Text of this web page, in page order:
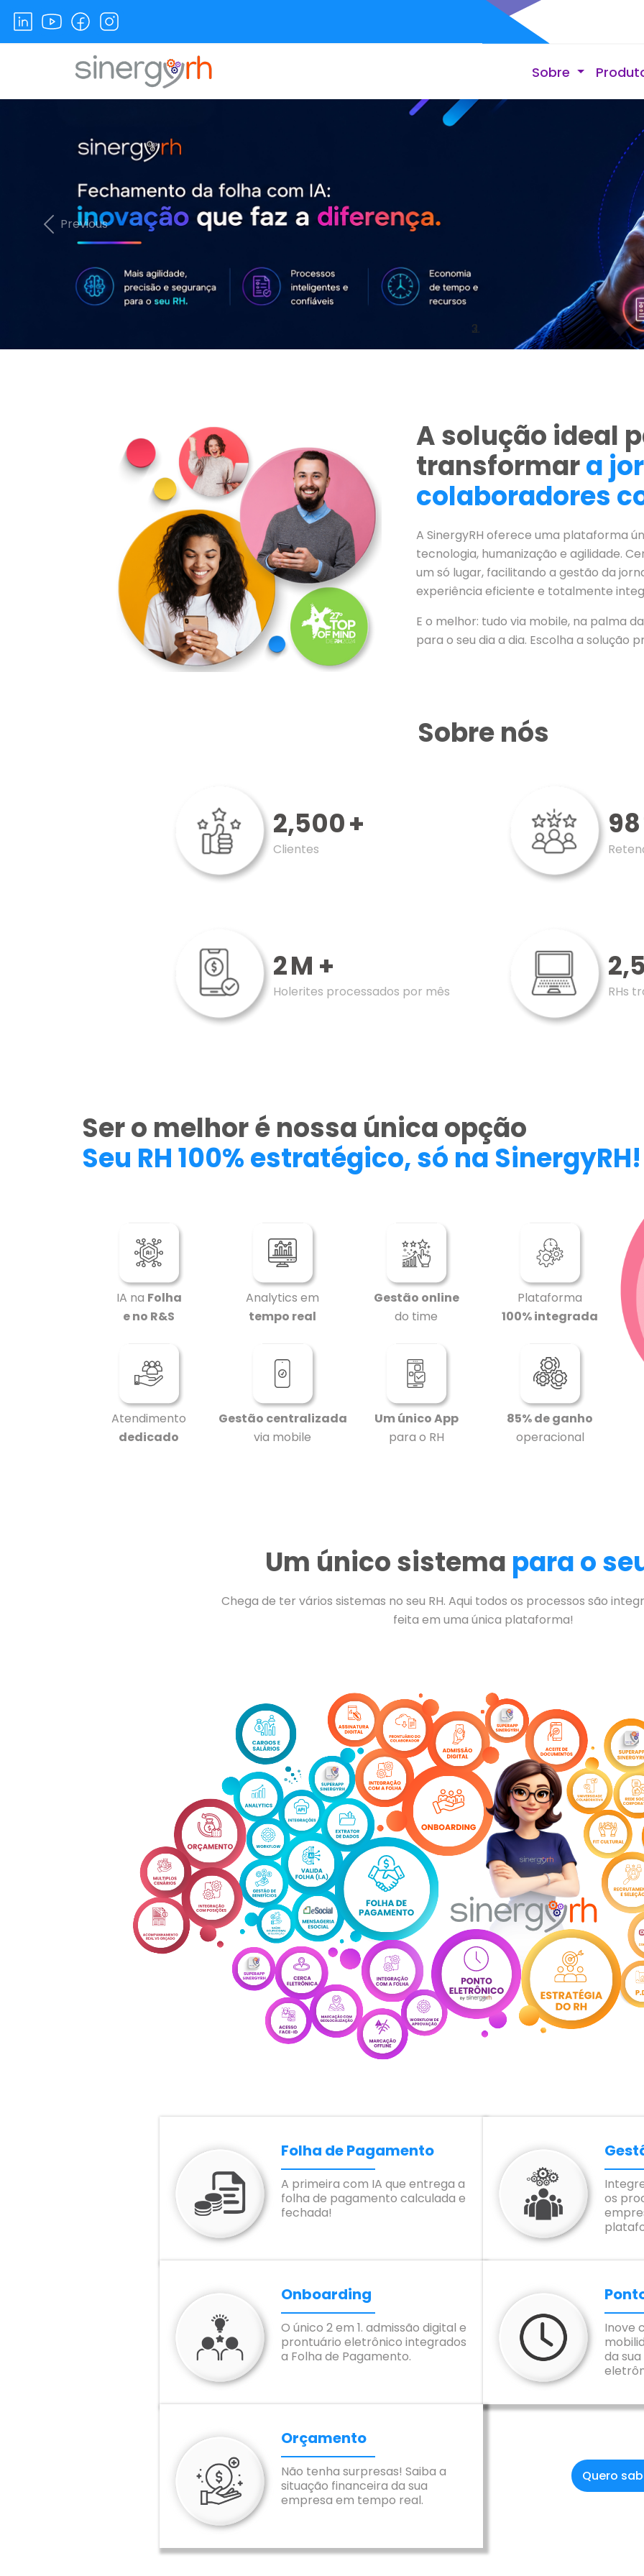
Sobre
Previous
A solução ideal
transformara
colaboradores
A SinergyRH oferece uma plataforma
tecnologia, humanização e agilidade.
um só lugar, facilitando a gestão da
experiência eficiente e totalmente
E o melhor: tudo via mobile, na palma
para o seu dia a dia. Escolha a solução
Sobre nós
2,500+
Clientes
98
2M +
Holerites processados por mês RHs
Ser o melhor é nossa única opção
Seu RH 100% estratégico, só na SinergyRH!
IA na Folha
e no R&S
Analytics em
tempo real
Gestão online
do time
Plataforma
100% integrada
Atendimento
dedicado
Gestão centralizada
via mobile
Um único App
para o RH
85% de ganho
operacional
Um único sistema para o
Chega de ter vários sistemas no seu RH. Aqui todos os processos são
feita em uma única plataforma!
Folha de Pagamento
A primeira com IA que entrega a
folha de pagamento calculada e
fechada!
os
Onboarding
O único 2 em 1. admissão digital e
prontuário eletrônico integrados
a Folha de Pagamento.
Inove
da
Orçamento
Não tenha surpresas! Saiba a
situação financeira da sua
empresa em tempo real.
Quero